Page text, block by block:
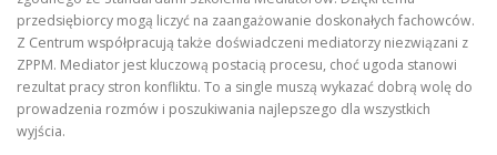
przedsiębiorcy mogą liczyć na zaangażowanie doskonałych fachowców.
Z Centrum współpracują także doświadczeni mediatorzy niezwiązani z
ZPPM. Mediator jest kluczową postacią procesu, choć ugoda stanowi
rezultat pracy stron konfliktu. To a single muszą wykazać dobrą wolę do
prowadzenia rozmów i poszukiwania najlepszego dla wszystkich
wyjścia.